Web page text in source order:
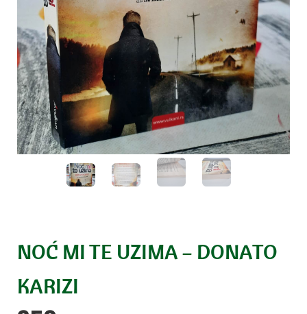
NOĆ MI TE UZIMA – DONATO
KARIZI